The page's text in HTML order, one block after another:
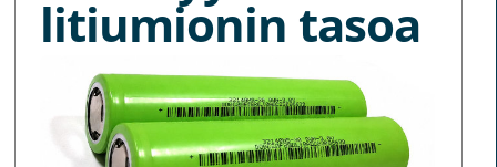
litiumionin tasoa